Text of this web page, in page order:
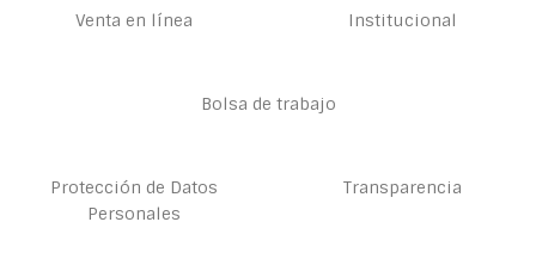
Venta en línea Institucional
Bolsa de trabajo
Protección de Datos
Personales
Transparencia